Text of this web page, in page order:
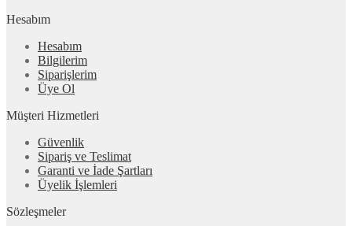
Hesabım
Hesabım
Bilgilerim
Siparişlerim
Üye Ol
Müşteri Hizmetleri
Güvenlik
Sipariş ve Teslimat
Garanti ve İade Şartları
Üyelik İşlemleri
Sözleşmeler